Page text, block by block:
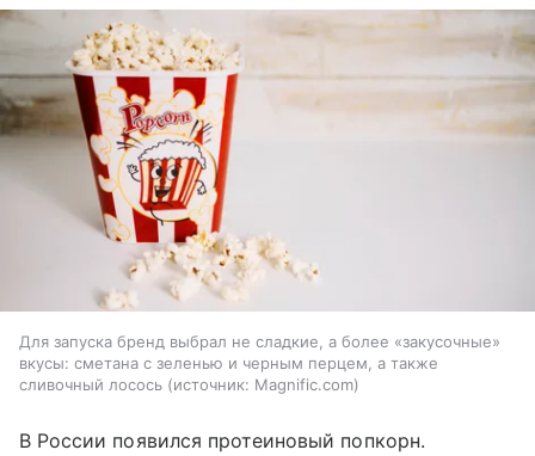
Для запуска бренд выбрал не сладкие, а более «закусочные»
вкусы: сметана с зеленью и черным перцем, а также
сливочный лосось
источник: Magnific.com
В России появился протеиновый попкорн.